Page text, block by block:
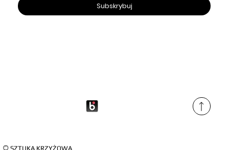
Subskrybuj
SZTUKA KRZYŻOWA